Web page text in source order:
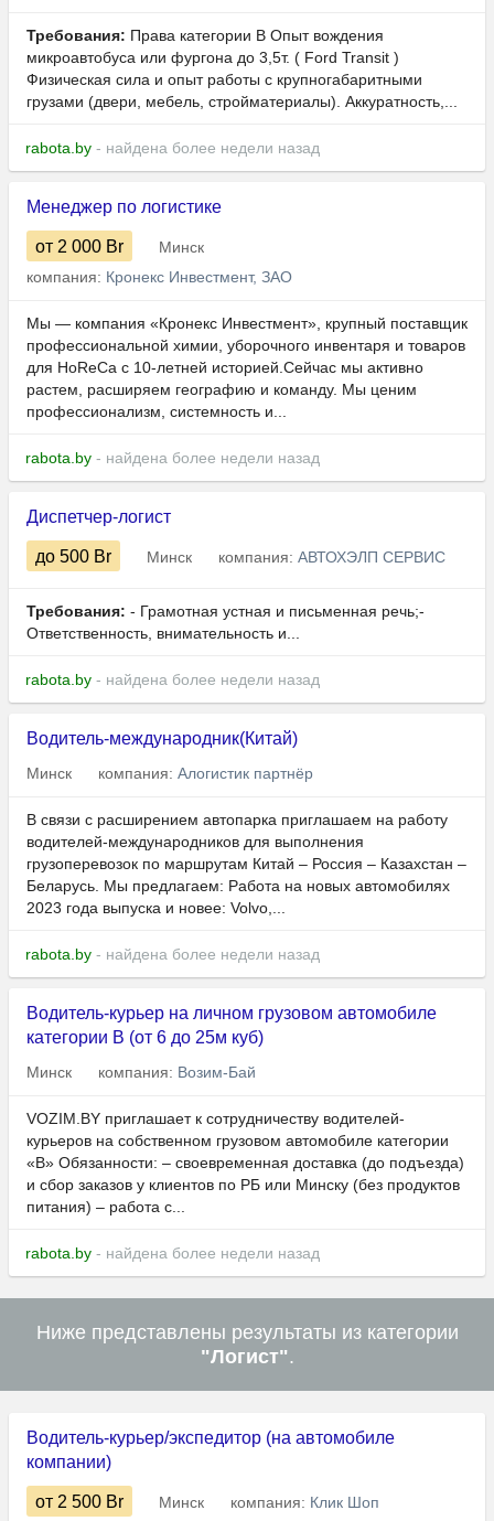
Требования: Права категории B Опыт вождения
микроавтобуса или фургона до 3,5т. ( Ford Transit )
Физическая сила и опыт работы с крупногабаритными
грузами (двери, мебель, стройматериалы). Аккуратность,...
rabota.by - найдена более недели назад
Менеджер по логистике
от 2 000 Br
Минск
компания: Кронекс Инвестмент, ЗАО
Мы — компания «Кронекс Инвестмент», крупный поставщик
профессиональной химии, уборочного инвентаря и товаров
для HoReCa с 10-летней историей.Сейчас мы активно
растем, расширяем географию и команду. Мы ценим
профессионализм, системность и...
rabota.by - найдена более недели назад
Диспетчер-логист
до 500 Br Минск компания: АВТОХЭЛП СЕРВИС
Требования: - Грамотная устная и письменная речь;-
Ответственность, внимательность и...
rabota.by - найдена более недели назад
Водитель-международник(Китай)
Минск компания: Алогистик партнёр
В связи с расширением автопарка приглашаем на работу
водителей-международников для выполнения
грузоперевозок по маршрутам Китай – Россия – Казахстан –
Беларусь. Мы предлагаем: Работа на новых автомобилях
2023 года выпуска и новее: Volvo,...
rabota.by - найдена более недели назад
Водитель-курьер на личном грузовом автомобиле
категории В (от 6 до 25м куб)
Минск компания: Возим-Бай
VOZIM.BY приглашает к сотрудничеству водителей-
курьеров на собственном грузовом автомобиле категории
«В» Обязанности: – своевременная доставка (до подъезда)
и сбор заказов у клиентов по РБ или Минску (без продуктов
питания) – работа с...
rabota.by - найдена более недели назад
Ниже представлены результаты из категории
"Логист".
Водитель-курьер/экспедитор (на автомобиле
компании)
от 2 500 Br Минск компания: Клик Шоп